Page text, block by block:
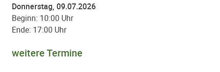
Donnerstag, 09.07.2026
Beginn: 10:00 Uhr
Ende: 17:00 Uhr
weitere Termine